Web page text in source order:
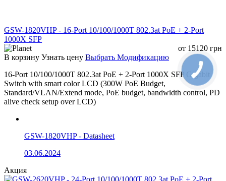
GSW-1820VHP - 16-Port 10/100/1000T 802.3at PoE + 2-Port
1000X SFP
от 15120 грн
В корзину Узнать цену Выбрать Модификацию
16-Port 10/100/1000T 802.3at PoE + 2-Port 1000X SFP Gigabit
Switch with smart color LCD (300W PoE Budget,
Standard/VLAN/Extend mode, PoE budget, bandwidth control, PD
alive check setup over LCD)
GSW-1820VHP - Datasheet
03.06.2024
Акция